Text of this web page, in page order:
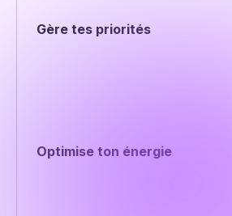
Gère tes priorités
Optimise ton énergie